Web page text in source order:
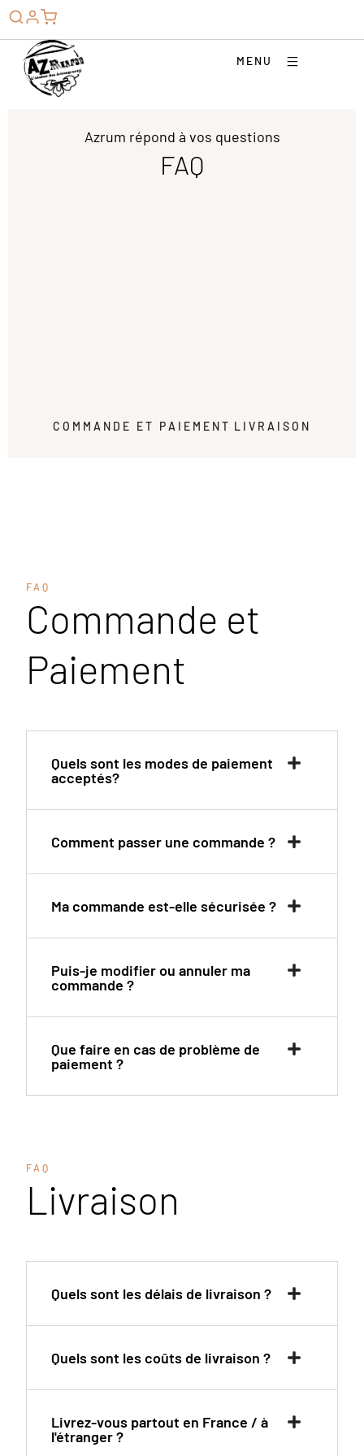
MENU
Azrum répond à vos questions
FAQ
COMMANDE ET PAIEMENT LIVRAISON
FAQ
Commande et
Paiement
Quels sont les modes de paiement
acceptés?
Comment passer une commande ?
Ma commande est-elle sécurisée ?
Puis-je modifier ou annuler ma
commande ?
Que faire en cas de problème de
paiement ?
FAQ
Livraison
Quels sont les délais de livraison ?
Quels sont les coûts de livraison ?
Livrez-vous partout en France / à
l'étranger ?